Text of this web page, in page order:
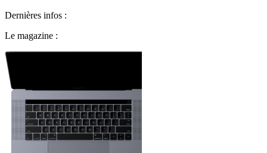
Dernières infos :
Le magazine :